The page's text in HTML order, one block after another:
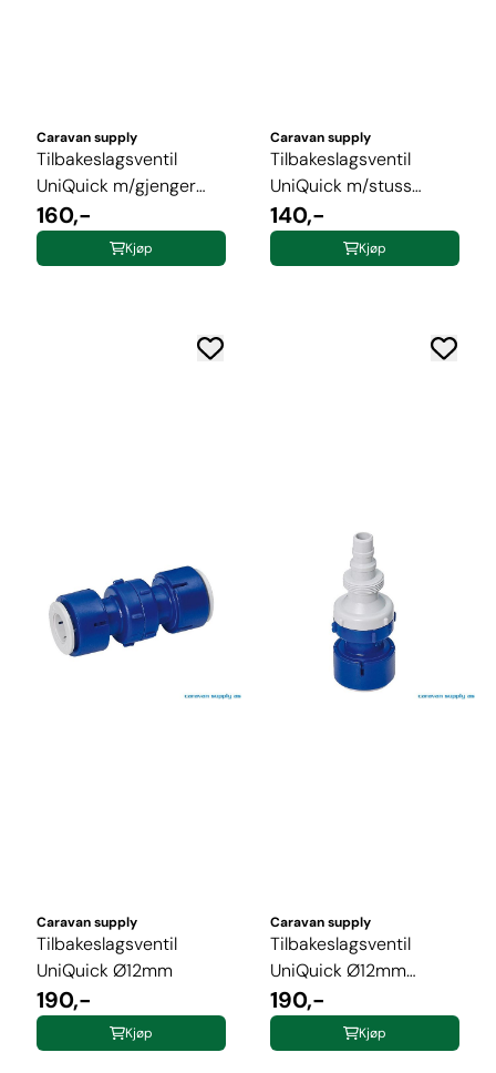
Caravan supply
Tilbakeslagsventil
UniQuick m/gjenger
10/12mm
160,-
Kjøp
Caravan supply
Tilbakeslagsventil
UniQuick m/stuss
10mm
140,-
Kjøp
Caravan supply
Tilbakeslagsventil
UniQuick Ø12mm
190,-
Kjøp
Caravan supply
Tilbakeslagsventil
UniQuick Ø12mm
m/gjenger ...
190,-
Kjøp